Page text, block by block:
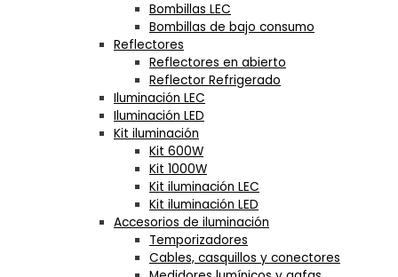
Bombillas LEC
Bombillas de bajo consumo
Reflectores
Reflectores en abierto
Reflector Refrigerado
Iluminación LEC
Iluminación LED
Kit iluminación
Kit 600W
Kit 1000W
Kit iluminación LEC
Kit iluminación LED
Accesorios de iluminación
Temporizadores
Cables, casquillos y conectores